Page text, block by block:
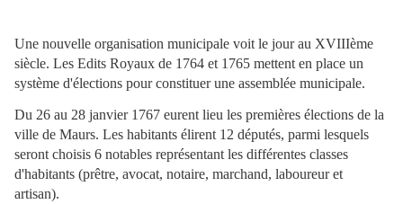
Une nouvelle organisation municipale voit le jour au XVIIIème
siècle. Les Edits Royaux de 1764 et 1765 mettent en place un
système d'élections pour constituer une assemblée municipale.
Du 26 au 28 janvier 1767 eurent lieu les premières élections de la
ville de Maurs. Les habitants élirent 12 députés, parmi lesquels
seront choisis 6 notables représentant les différentes classes
d'habitants (prêtre, avocat, notaire, marchand, laboureur et
artisan).